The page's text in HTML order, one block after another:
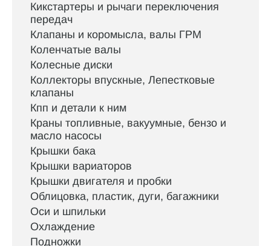
Кикстартеры и рычаги переключения
передач
Клапаны и коромысла, валы ГРМ
Коленчатые валы
Колесные диски
Коллекторы впускные, Лепестковые
клапаны
Кпп и детали к ним
Краны топливные, вакуумные, бензо и
масло насосы
Крышки бака
Крышки вариаторов
Крышки двигателя и пробки
Облицовка, пластик, дуги, багажники
Оси и шпильки
Охлаждение
Подножки